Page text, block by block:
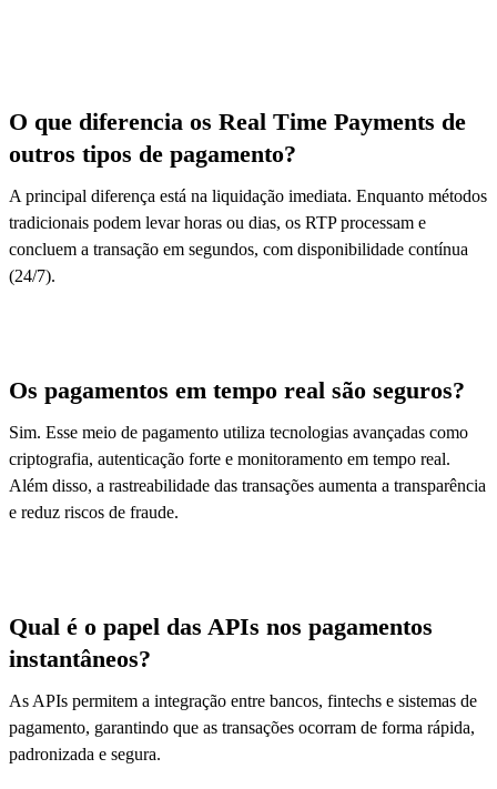
O que diferencia os Real Time Payments de
outros tipos de pagamento?
A principal diferença está na liquidação imediata. Enquanto métodos
tradicionais podem levar horas ou dias, os RTP processam e
concluem a transação em segundos, com disponibilidade contínua
(24/7).
Os pagamentos em tempo real são seguros?
Sim. Esse meio de pagamento utiliza tecnologias avançadas como
criptografia, autenticação forte e monitoramento em tempo real.
Além disso, a rastreabilidade das transações aumenta a transparência
e reduz riscos de fraude.
Qual é o papel das APIs nos pagamentos
instantâneos?
As APIs permitem a integração entre bancos, fintechs e sistemas de
pagamento, garantindo que as transações ocorram de forma rápida,
padronizada e segura.